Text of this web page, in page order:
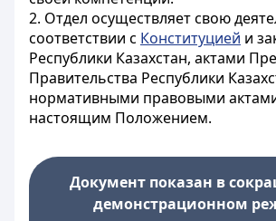
2. Отдел осуществляет свою
соответствии с Конституцией и
Республики Казахстан, актами
Правительства Республики
нормативными правовыми
настоящим Положением.
Документ показан в
демонстрационном